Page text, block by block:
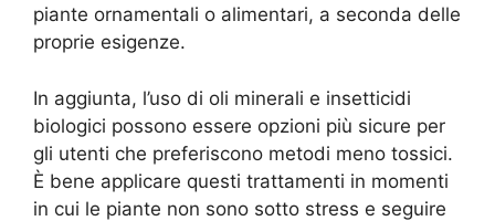
piante ornamentali o alimentari, a seconda delle
proprie esigenze.
In aggiunta, l’uso di oli minerali e insetticidi
biologici possono essere opzioni più sicure per
gli utenti che preferiscono metodi meno tossici.
È bene applicare questi trattamenti in momenti
in cui le piante non sono sotto stress e seguire